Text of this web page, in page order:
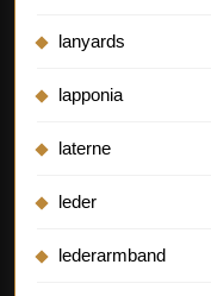
lanyards
lapponia
laterne
leder
lederarmband